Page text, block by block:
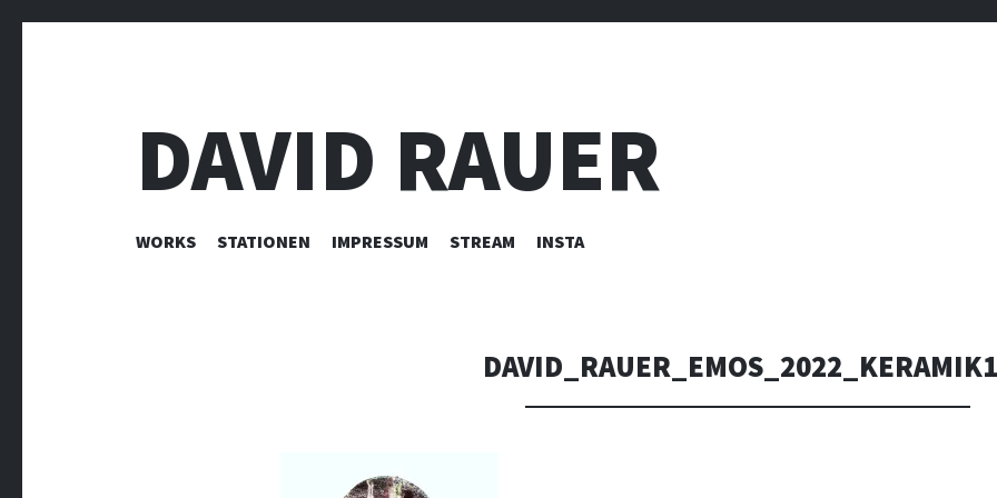
DAVID RAUER
ZUM INHALT SPRINGEN
WORKS STATIONEN IMPRESSUM STREAM INSTA